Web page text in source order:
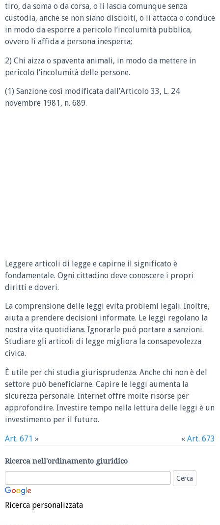
tiro, da soma o da corsa, o li lascia comunque senza
custodia, anche se non siano disciolti, o li attacca o conduce
in modo da esporre a pericolo l’incolumità pubblica,
ovvero li affida a persona inesperta;
2) Chi aizza o spaventa animali, in modo da mettere in
pericolo l’incolumità delle persone.
(1) Sanzione così modificata dall’Articolo 33, L. 24
novembre 1981, n. 689.
Leggere articoli di legge e capirne il significato è
fondamentale. Ogni cittadino deve conoscere i propri
diritti e doveri.
La comprensione delle leggi evita problemi legali. Inoltre,
aiuta a prendere decisioni informate. Le leggi regolano la
nostra vita quotidiana. Ignorarle può portare a sanzioni.
Studiare gli articoli di legge migliora la consapevolezza
civica.
È utile per chi studia giurisprudenza. Anche chi non è del
settore può beneficiarne. Capire le leggi aumenta la
sicurezza personale. Internet offre molte risorse per
approfondire. Investire tempo nella lettura delle leggi è un
investimento per il futuro.
Art. 671 » « Art. 673
Ricerca nell'ordinamento giuridico
Ricerca personalizzata